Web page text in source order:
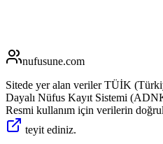
nufusune.com
Sitede yer alan veriler TÜİK
Dayalı Nüfus Kayıt Sistemi
Resmi kullanım için verilerin
teyit ediniz.